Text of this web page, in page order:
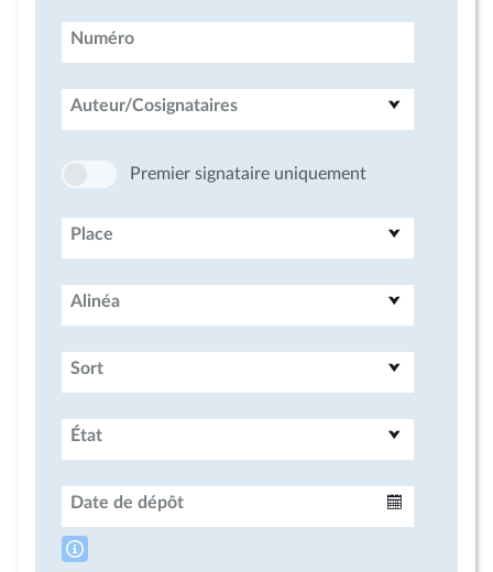
Numéro
Auteur/Cosignataires
Premier signataire uniquement
Place
Alinéa
Sort
État
Date de dépôt